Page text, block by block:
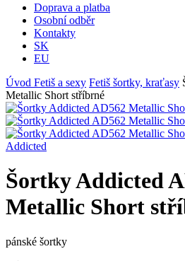
Doprava a platba
Osobní odběr
Kontakty
SK
EU
Úvod Fetiš a sexy Fetiš šortky, kraťasy
Metallic Short stříbrné
Addicted
Šortky Addicted
Metallic Short
pánské šortky